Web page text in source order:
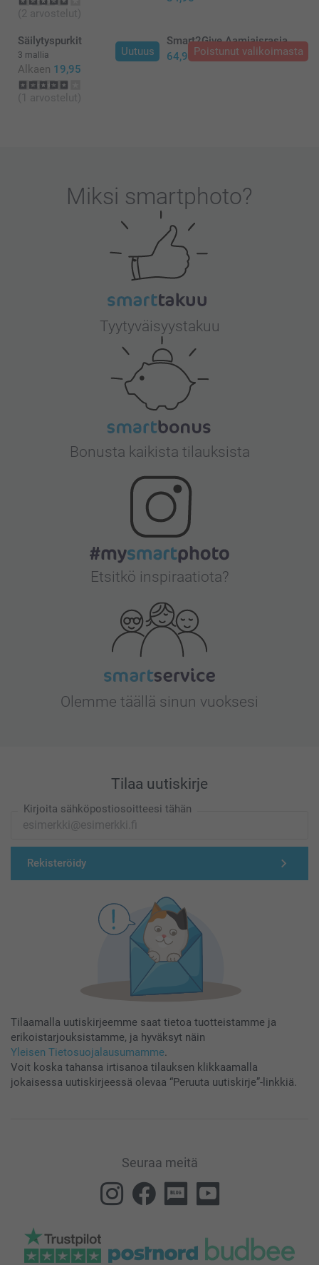
(2 arvostelut)
Uutuus
Säilytyspurkit
3 mallia
Alkaen 19,95
(1 arvostelut)
Poistunut valikoimasta
Smart2Give Aamiaisrasia
64,95
Miksi smartphoto?
Tyytyväisyystakuu
Bonusta kaikista tilauksista
Etsitkö inspiraatiota?
Olemme täällä sinun vuoksesi
Tilaa uutiskirje
Kirjoita sähköpostiosoitteesi tähän
Rekisteröidy
Tilaamalla uutiskirjeemme saat tietoa tuotteistamme ja
erikoistarjouksistamme, ja hyväksyt näin
Yleisen Tietosuojalausumamme.
Voit koska tahansa irtisanoa tilauksen klikkaamalla
jokaisessa uutiskirjeessä olevaa “Peruuta uutiskirje”-linkkiä.
Seuraa meitä